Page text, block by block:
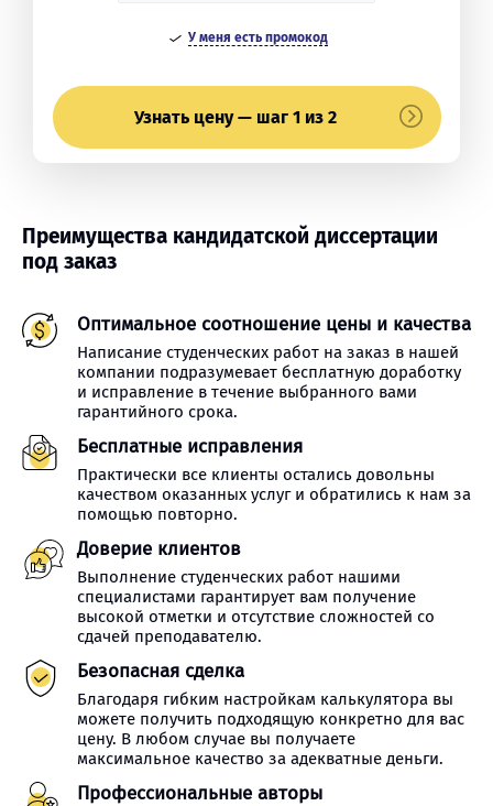
У меня есть промокод
Узнать цену — шаг 1 из 2
Преимущества кандидатской диссертации
под заказ
Оптимальное соотношение цены и качества
Написание студенческих работ на заказ в нашей
компании подразумевает бесплатную доработку
и исправление в течение выбранного вами
гарантийного срока.
Бесплатные исправления
Практически все клиенты остались довольны
качеством оказанных услуг и обратились к нам за
помощью повторно.
Доверие клиентов
Выполнение студенческих работ нашими
специалистами гарантирует вам получение
высокой отметки и отсутствие сложностей со
сдачей преподавателю.
Безопасная сделка
Благодаря гибким настройкам калькулятора вы
можете получить подходящую конкретно для вас
цену. В любом случае вы получаете
максимальное качество за адекватные деньги.
Профессиональные авторы